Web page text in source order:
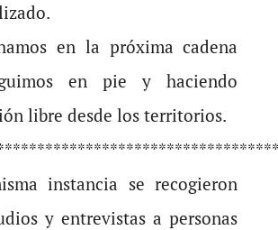
en la próxima cadena
en pie y haciendo
libre desde los territorios.
instancia se recogieron
y entrevistas a personas